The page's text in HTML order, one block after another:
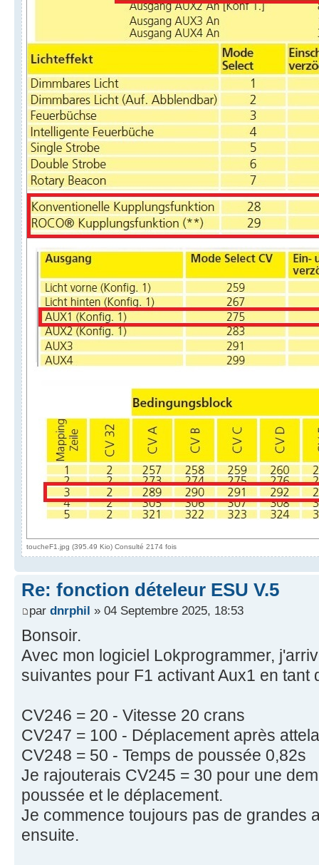
toucheF1.jpg (395.49 Kio) Consulté 2174 fois
Re: fonction dételeur ESU V.5
par dnrphil » 04 Septembre 2025, 18:53
Bonsoir.
Avec mon logiciel Lokprogrammer,
suivantes pour F1 activant Aux1 en tant
CV246 = 20 - Vitesse 20 crans
CV247 = 100 - Déplacement après
CV248 = 50 - Temps de poussée 0,82s
Je rajouterais CV245 = 30 pour une
poussée et le déplacement.
Je commence toujours pas de grandes
ensuite.